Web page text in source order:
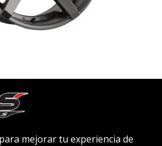
mejorar tu experiencia de